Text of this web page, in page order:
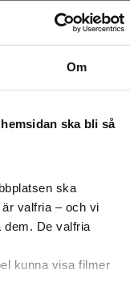
Om
ska bli så
ska
valfria – och vi
dem. De valfria
kunna visa filmer
kan ni sedan
ni vilja ha